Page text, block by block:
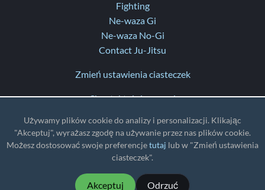
Używamy plików cookie do analizy i personalizacji. Klikając
"Akceptuj", wyrażasz zgodę na używanie przez nas plików cookie.
Możesz dostosować swoje preferencjetutaj lub w "Zmień ustawienia
ciasteczek".
Akceptuj Odrzuć
Fighting
Ne-waza Gi
Ne-waza No-Gi
Contact Ju-Jitsu
Zmień ustawienia ciasteczek
Skontaktuj się z nami
Informacje o aktualizacjach
TZ : UTC